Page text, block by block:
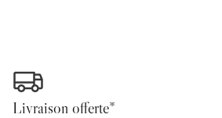
Livraison offerte*